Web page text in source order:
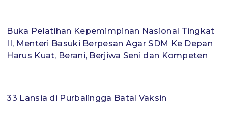
Buka Pelatihan Kepemimpinan Nasional Tingkat
II, Menteri Basuki Berpesan Agar SDM Ke Depan
Harus Kuat, Berani, Berjiwa Seni dan Kompeten
33 Lansia di Purbalingga Batal Vaksin